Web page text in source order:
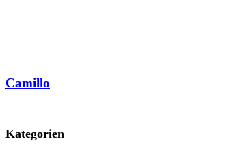
Camillo
Kategorien